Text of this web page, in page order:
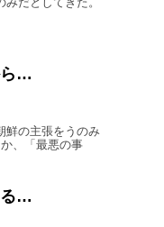
ら…
鮮の主張をうのみ
、「最悪の事
る…